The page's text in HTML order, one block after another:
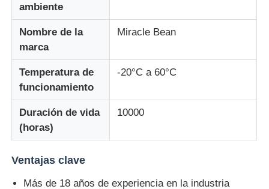
Display LED transparente
Pantalla LED voladora para drones
Pantalla de LED holográfica
Pantalla de rejilla LED
pantalla de visualización transparente
ambiente
Nombre de la
marca
Miracle Bean
Temperatura de
funcionamiento
-20°C a 60°C
Duración de vida
(horas)
10000
Ventajas clave
Más de 18 años de experiencia en la industria